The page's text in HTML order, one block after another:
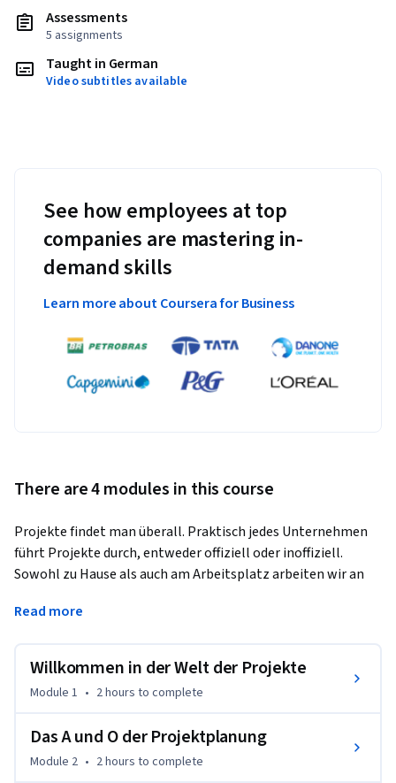
Assessments
5 assignments
Taught in German
Video subtitles available
See how employees at top
companies are mastering in-
demand skills
Learn more about Coursera for Business
There are 4 modules in this course
Projekte findet man überall. Praktisch jedes Unternehmen
führt Projekte durch, entweder offiziell oder inoffiziell.
Sowohl zu Hause als auch am Arbeitsplatz arbeiten wir an
sich Projekte anhand von Planungsgrundsätzen und
Das Projektmanagement gibt Unternehmen (und den
beteiligten Personen) eine einheitliche Sprache sowie einen
Rahmen an die Hand, um Projekte zu dimensionieren, eine
und Risiken zu minimieren.
Dies ist ein Einführungskurs zu den grundlegenden
Read more
Willkommen in der Welt der Projekte
Module 1 • 2 hours to complete
Das A und O der Projektplanung
Module 2 • 2 hours to complete